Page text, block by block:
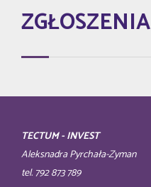
ZGŁOSZENIA
TECTUM - INVEST
Aleksnadra Pyrchała-Zyman
tel. 792 873 789